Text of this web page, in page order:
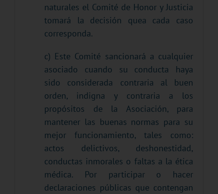
naturales el Comité de Honor y Justicia
tomará la decisión quea cada caso
corresponda.
c) Este Comité sancionará a cualquier
asociado cuando su conducta haya
sido considerada contraria al buen
orden, indigna y contraria a los
propósitos de la Asociación, para
mantener las buenas normas para su
mejor funcionamiento, tales como:
actos delictivos, deshonestidad,
conductas inmorales o faltas a la ética
médica. Por participar o hacer
declaraciones públicas que contengan